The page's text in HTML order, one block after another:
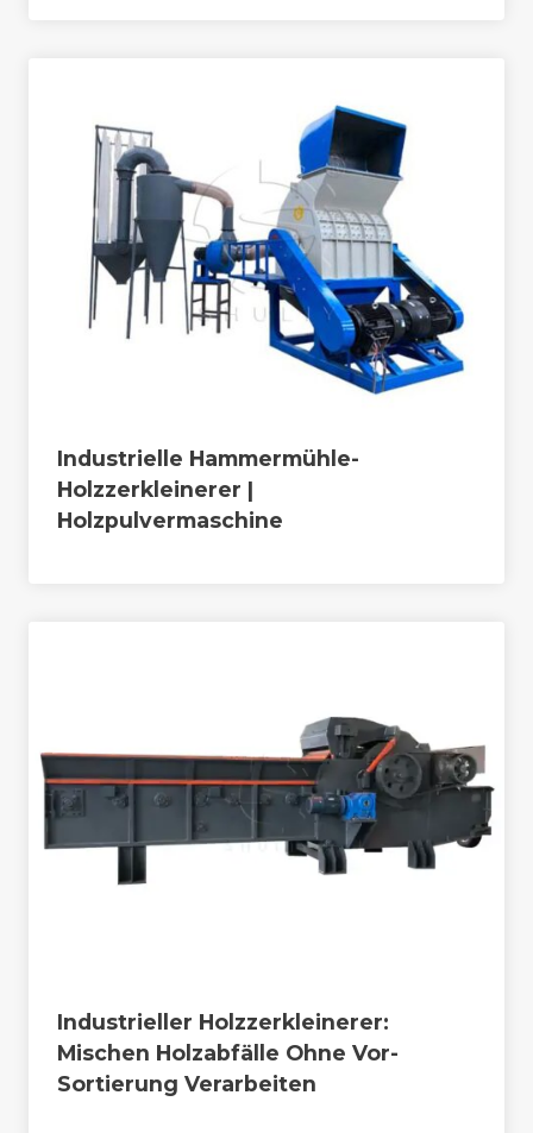
Industrielle Hammermühle-
Holzzerkleinerer |
Holzpulvermaschine
Industrieller Holzzerkleinerer:
Mischen Holzabfälle Ohne Vor-
Sortierung Verarbeiten